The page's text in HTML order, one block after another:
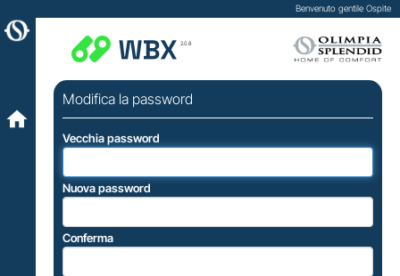
Benvenuto gentile Ospite
2.0.8
Modifica la password
Vecchia password
Nuova password
Conferma